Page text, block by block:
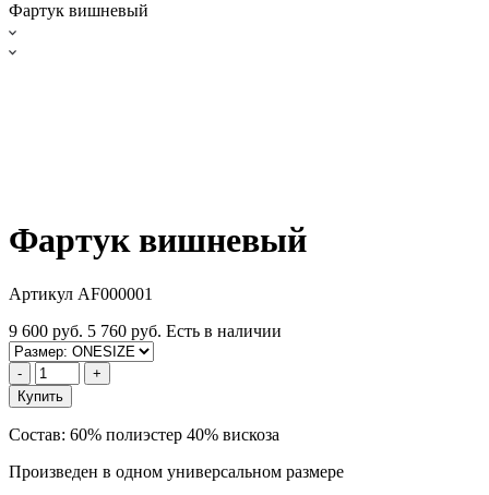
Фартук вишневый
Фартук вишневый
Артикул AF000001
9 600 руб. 5 760 руб. Есть в наличии
-
+
Купить
Состав: 60% полиэстер 40% вискоза
Произведен в одном универсальном размере